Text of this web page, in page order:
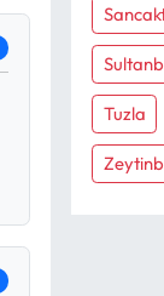
Tuzla